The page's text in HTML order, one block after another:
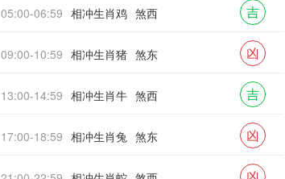
05:00-06:59 相冲生肖鸡 煞西 吉
09:00-10:59 相冲生肖猪 煞东 凶
13:00-14:59 相冲生肖牛 煞西 吉
17:00-18:59 相冲生肖兔 煞东 凶